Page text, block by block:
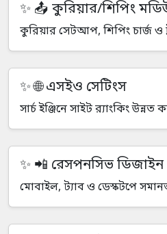
📤 কুরিয়ার/শিপিং
কুরিয়ার সেটআপ, শিপিং চার্জ ও
🌐 এসইও সেটিংস
সার্চ ইঞ্জিনে সাইট র‍্যাংকিং উন্নত
📲 রেসপনসিভ ডিজাইন
মোবাইল, ট্যাব ও ডেস্কটপে